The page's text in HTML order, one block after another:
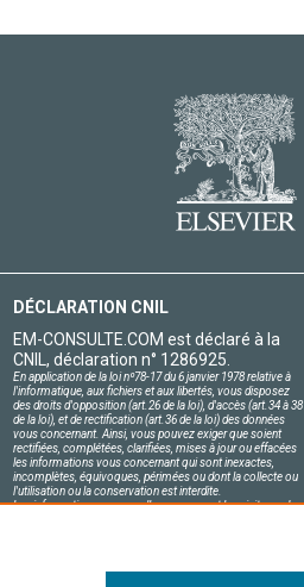
DÉCLARATION CNIL
EM-CONSULTE.COM est déclaré à la
CNIL, déclaration n° 1286925.
En application de la loi nº78-17 du 6 janvier 1978 relative à
l'informatique, aux fichiers et aux libertés, vous disposez
des droits d'opposition (art.26 de la loi), d'accès (art.34 à 38
de la loi), et de rectification (art.36 de la loi) des données
vous concernant. Ainsi, vous pouvez exiger que soient
rectifiées, complétées, clarifiées, mises à jour ou effacées
les informations vous concernant qui sont inexactes,
incomplètes, équivoques, périmées ou dont la collecte ou
l'utilisation ou la conservation est interdite.
Les informations personnelles concernant les visiteurs de